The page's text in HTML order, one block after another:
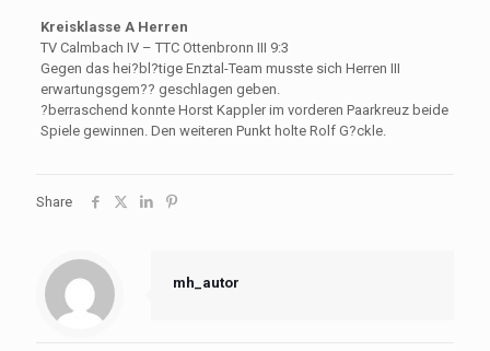
Kreisklasse A Herren
TV Calmbach IV – TTC Ottenbronn III 9:3
Gegen das hei?bl?tige Enztal-Team musste sich Herren III
erwartungsgem?? geschlagen geben.
?berraschend konnte Horst Kappler im vorderen Paarkreuz beide
Spiele gewinnen. Den weiteren Punkt holte Rolf G?ckle.
Share
mh_autor